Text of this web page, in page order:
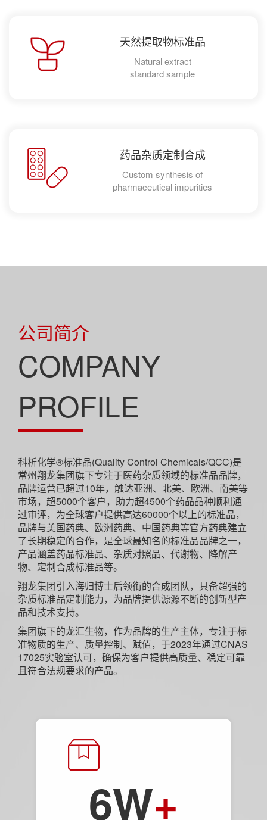
天然提取物标准品
Natural extract
standard sample
药品杂质定制合成
Custom synthesis of
pharmaceutical impurities
公司简介
COMPANY
PROFILE
科析化学®标准品(Quality Control Chemicals/QCC)是
常州翔龙集团旗下专注于医药杂质领域的标准品品牌，
品牌运营已超过10年，触达亚洲、北美、欧洲、南美等
市场，超5000个客户，助力超4500个药品品种顺利通
过审评，为全球客户提供高达60000个以上的标准品，
品牌与美国药典、欧洲药典、中国药典等官方药典建立
了长期稳定的合作，是全球最知名的标准品品牌之一，
产品涵盖药品标准品、杂质对照品、代谢物、降解产
物、定制合成标准品等。
翔龙集团引入海归博士后领衔的合成团队，具备超强的
杂质标准品定制能力，为品牌提供源源不断的创新型产
品和技术支持。
集团旗下的龙汇生物，作为品牌的生产主体，专注于标
准物质的生产、质量控制、赋值，于2023年通过CNAS
17025实验室认可，确保为客户提供高质量、稳定可靠
且符合法规要求的产品。
6W+